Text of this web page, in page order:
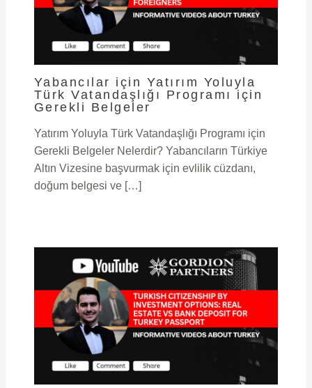
Yabancılar için Yatırım Yoluyla
Türk Vatandaşlığı Programı için
Gerekli Belgeler
Yatırım Yoluyla Türk Vatandaşlığı Programı için
Gerekli Belgeler Nelerdir? Yabancıların Türkiye
Altın Vizesine başvurmak için evlilik cüzdanı,
doğum belgesi ve […]